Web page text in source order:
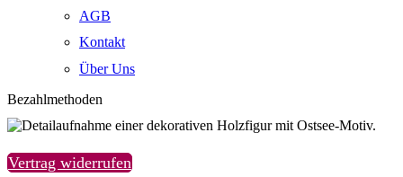
AGB
Kontakt
Über Uns
Bezahlmethoden
Vertrag widerrufen